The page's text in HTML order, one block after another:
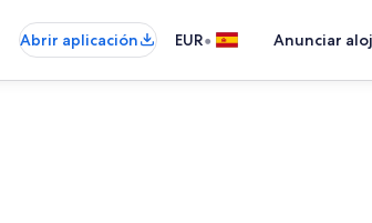
Abrir aplicación EUR• Anunciar